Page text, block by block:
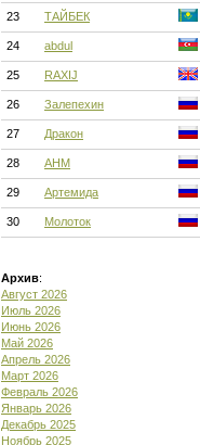
23 ТАЙБЕК
24 abdul
25 RAXIJ
26 Залепехин
27 Дракон
28 АНМ
29 Артемида
30 Молоток
Архив:
Август 2026
Июль 2026
Июнь 2026
Май 2026
Апрель 2026
Март 2026
Февраль 2026
Январь 2026
Декабрь 2025
Ноябрь 2025